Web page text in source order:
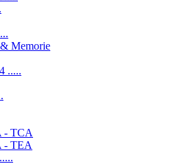
Memorie
.....
- TCA
- TEA